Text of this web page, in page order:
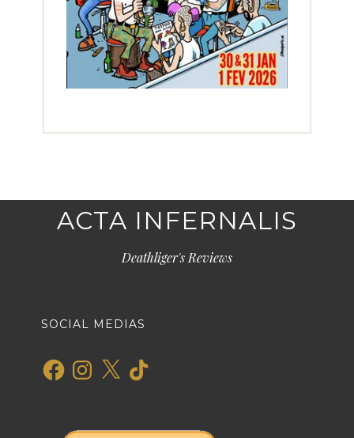
ACTA INFERNALIS
Deathliger's Reviews
SOCIAL MEDIAS
FacebookInstagram
X TikTok